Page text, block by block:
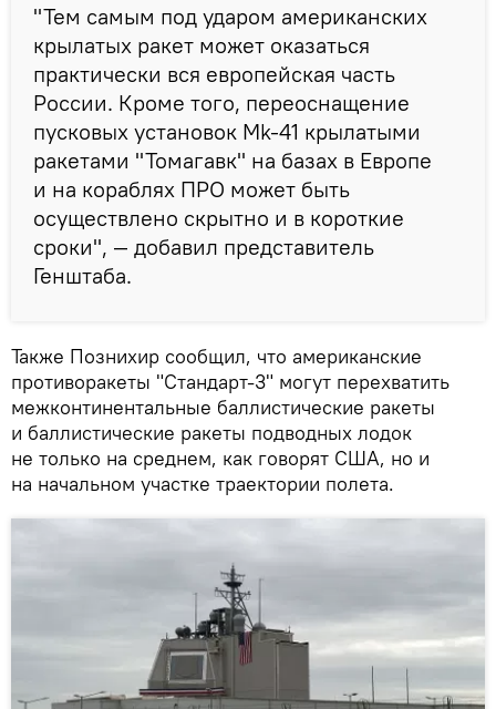
"Тем самым под ударом американских
крылатых ракет может оказаться
практически вся европейская часть
России. Кроме того, переоснащение
пусковых установок Мk-41 крылатыми
ракетами "Томагавк" на базах в Европе
и на кораблях ПРО может быть
осуществлено скрытно и в короткие
сроки", — добавил представитель
Генштаба.
Также Познихир сообщил, что американские
противоракеты "Стандарт-3" могут перехватить
межконтинентальные баллистические ракеты
и баллистические ракеты подводных лодок
не только на среднем, как говорят США, но и
на начальном участке траектории полета.